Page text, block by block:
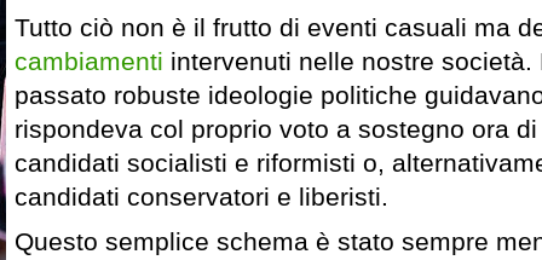
Tutto ciò non è il frutto di eventi casuali ma
cambiamenti intervenuti nelle nostre società.
passato robuste ideologie politiche
rispondeva col proprio voto a sostegno ora
candidati socialisti e riformisti o,
candidati conservatori e liberisti.
Questo semplice schema è stato sempre